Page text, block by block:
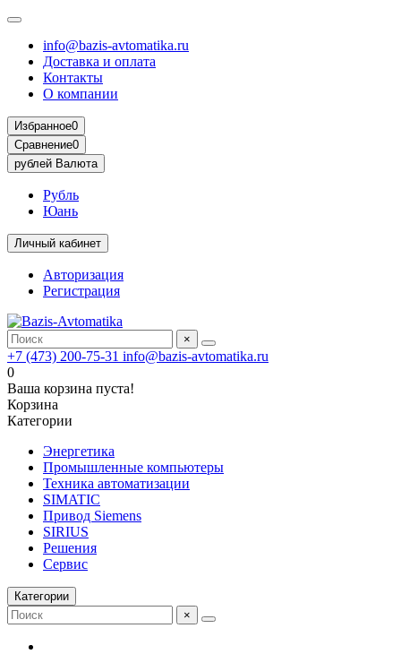
info@bazis-avtomatika.ru
Доставка и оплата
Контакты
О компании
Избранное0
Сравнение0
рублей Валюта
Рубль
Юань
Личный кабинет
Авторизация
Регистрация
×
+7 (473) 200-75-31 info@bazis-avtomatika.ru
0
Ваша корзина пуста!
Корзина
Категории
Энергетика
Промышленные компьютеры
Техника автоматизации
SIMATIC
Привод Siemens
SIRIUS
Решения
Сервис
Категории
×